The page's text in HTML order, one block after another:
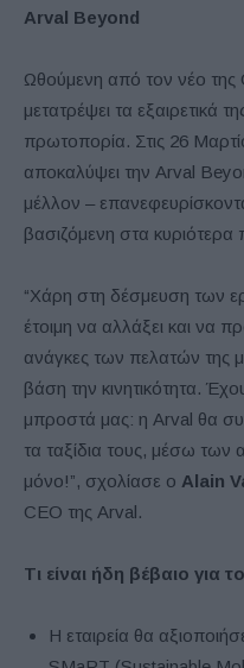
Arval Beyond
Ωθούμενη από τον νέο της
μετατρέψει τα εξαιρετικά
πρωτοπορία. Στις 26
αποκαλύψει την Arval
μέλλον –
βασιζόμενη στα κυριότερα
“Χάρη στη δέσμευση των
έτοιμη να αλλάξει και να
ανάγκες των πελατών της
βάση την κινητικότητα.
μπροστά μας: η Arval θα
τα ταξίδια τους, μέσω των
μόνο!”, σχολίασε ο Alain
CEO της Arval.
Τι είναι ήδη βέβαιο για
Η εταιρεία θα